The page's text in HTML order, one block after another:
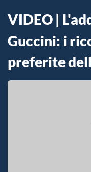
VIDEO |
Guccini: i
preferite